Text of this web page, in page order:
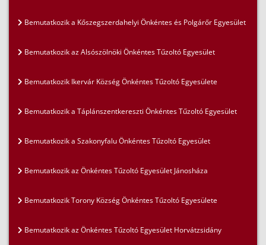
Bemutatkozik a Kőszegszerdahelyi Önkéntes és Polgárőr Egyesület
Bemutatkozik az Alsószölnöki Önkéntes Tűzoltó Egyesület
Bemutatkozik Ikervár Község Önkéntes Tűzoltó Egyesülete
Bemutatkozik a Táplánszentkereszti Önkéntes Tűzoltó Egyesület
Bemutatkozik a Szakonyfalu Önkéntes Tűzoltó Egyesület
Bemutatkozik az Önkéntes Tűzoltó Egyesület Jánosháza
Bemutatkozik Torony Község Önkéntes Tűzoltó Egyesülete
Bemutatkozik az Önkéntes Tűzoltó Egyesület Horvátzsidány